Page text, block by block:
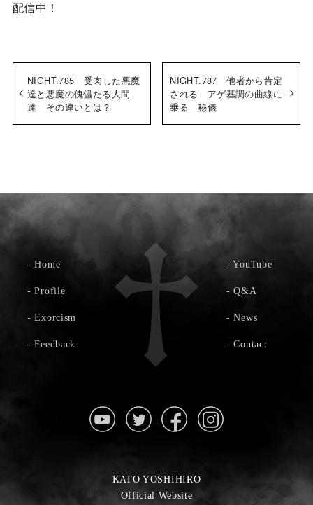
配信中！
NIGHT.785 受肉した悪魔
達と悪魔の傀儡たる人間
達 その違いとは？
NIGHT.787 他者から肯定
される アゲ基調の曲線に
乗る 秘儀
-Home
-Profile
-Exorcism
-Feedback
-YouTube
-Q&A
-News
-Contact
KATO YOSHIHIRO
Official Website